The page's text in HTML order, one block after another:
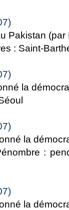
Pakistan (par
: Saint-
la
la
:
la